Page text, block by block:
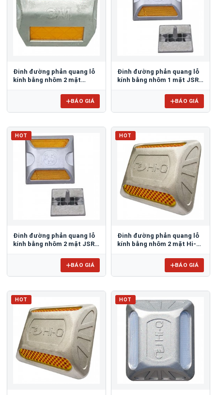
Đinh đường phản quang lỗ
kính bằng nhôm 2 mặt
BÁO GIÁ
Đinh đường phản quang lỗ
kính bằng nhôm 1 mặt JSR-
BÁO GIÁ
HOT
Đinh đường phản quang lỗ
kính bằng nhôm 2 mặt JSR-
BÁO GIÁ
HOT
Đinh đường phản quang lỗ
kính bằng nhôm 2 mặt Hi-Q
BÁO GIÁ
HOT HOT